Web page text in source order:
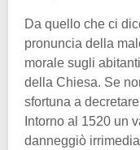
Da quello che ci
pronuncia della
morale sugli
della Chiesa. Se
sfortuna a decretare
Intorno al 1520 un
danneggiò